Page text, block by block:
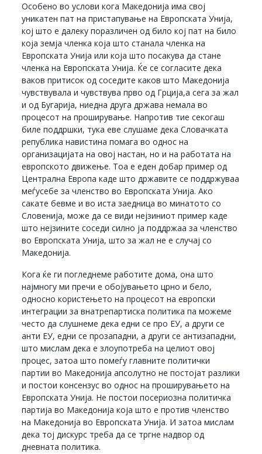
Особено во услови кога Македонија има свој
уникатен пат на пристапување на Европската Унија,
кој што е далеку поразличен од било кој пат на било
која земја членка која што станала членка на
Европската Унија или која што посакува да стане
членка на Европската Унија. Ќе се согласите дека
ваков притисок од соседите каков што Македонија
чувствувала и чувствува прво од Грција,а сега за жал
и од Бугарија, ниедна друга држава немала во
процесот на проширување. Напротив тие секогаш
биле поддршки, тука еве слушаме дека Словачката
република навистина помага во однос на
организацијата на овој настан, но и на работата на
европското движење. Тоа е еден добар пример од
Централна Европа каде што државите се поддржуваа
меѓусебе за членство во Европската Унија. Ако
сакате бевме и во иста заедница во минатото со
Словенија, може да се види нејзиниот пример каде
што нејзините соседи силно ја поддржаа за членство
во Европската Унија, што за жал не е случај со
Македонија.
Кога ќе ги погледнеме работите дома, она што
најмногу ми пречи е обојувањето црно и бело,
односно користењето на процесот на европски
интеграции за внатрепартиска политика па можеме
често да слушнеме дека едни се про ЕУ, а други се
анти ЕУ, едни се прозападни, а други се антизападни,
што мислам дека е злоупотреба на целиот овој
процес, затоа што помеѓу главните политички
партии во Македонија апсолутно не постојат разлики
и постои консензус во однос на проширувањето на
Европската Унија. Не постои посериозна политичка
партија во Македонија која што е против членство
на Македонија во Европската Унија. И затоа мислам
дека тој дискурс треба да се тргне надвор од
дневната политика.